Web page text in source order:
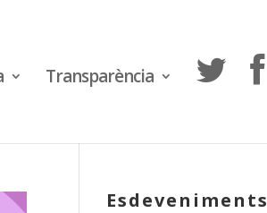
Transparència
Esdeveniments